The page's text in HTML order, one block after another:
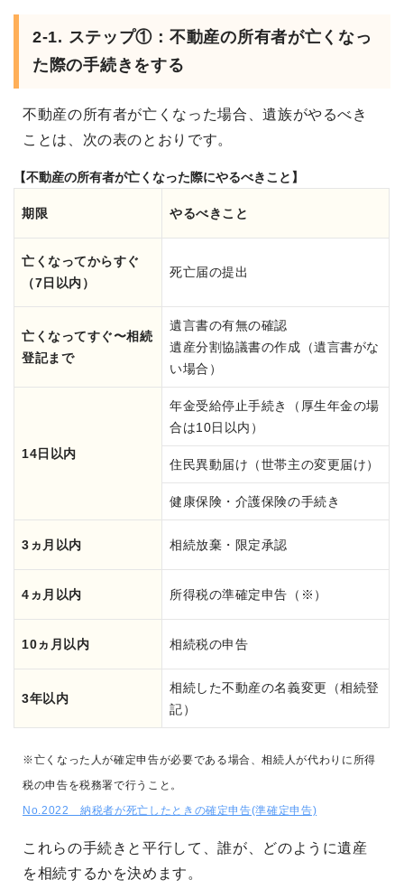
2-1. ステップ①：不動産の所有者が亡くなっ
た際の手続きをする
不動産の所有者が亡くなった場合、遺族がやるべき
ことは、次の表のとおりです。
【不動産の所有者が亡くなった際にやるべきこと】
期限 やるべきこと
亡くなってからすぐ
（7日以内）
死亡届の提出
亡くなってすぐ〜相続
登記まで
遺言書の有無の確認
遺産分割協議書の作成（遺言書がな
い場合）
14日以内
年金受給停止手続き（厚生年金の場
合は10日以内）
住民異動届け（世帯主の変更届け）
健康保険・介護保険の手続き
3ヵ月以内 相続放棄・限定承認
4ヵ月以内 所得税の準確定申告（※）
10ヵ月以内 相続税の申告
3年以内
相続した不動産の名義変更（相続登
記）
※亡くなった人が確定申告が必要である場合、相続人が代わりに所得
税の申告を税務署で行うこと。
No.2022 納税者が死亡したときの確定申告(準確定申告)
これらの手続きと平行して、誰が、どのように遺産
を相続するかを決めます。